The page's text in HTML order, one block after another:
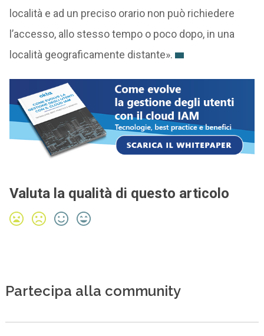
località e ad un preciso orario non può richiedere
l’accesso, allo stesso tempo o poco dopo, in una
località geograficamente distante».
Valuta la qualità di questo articolo
Partecipa alla community